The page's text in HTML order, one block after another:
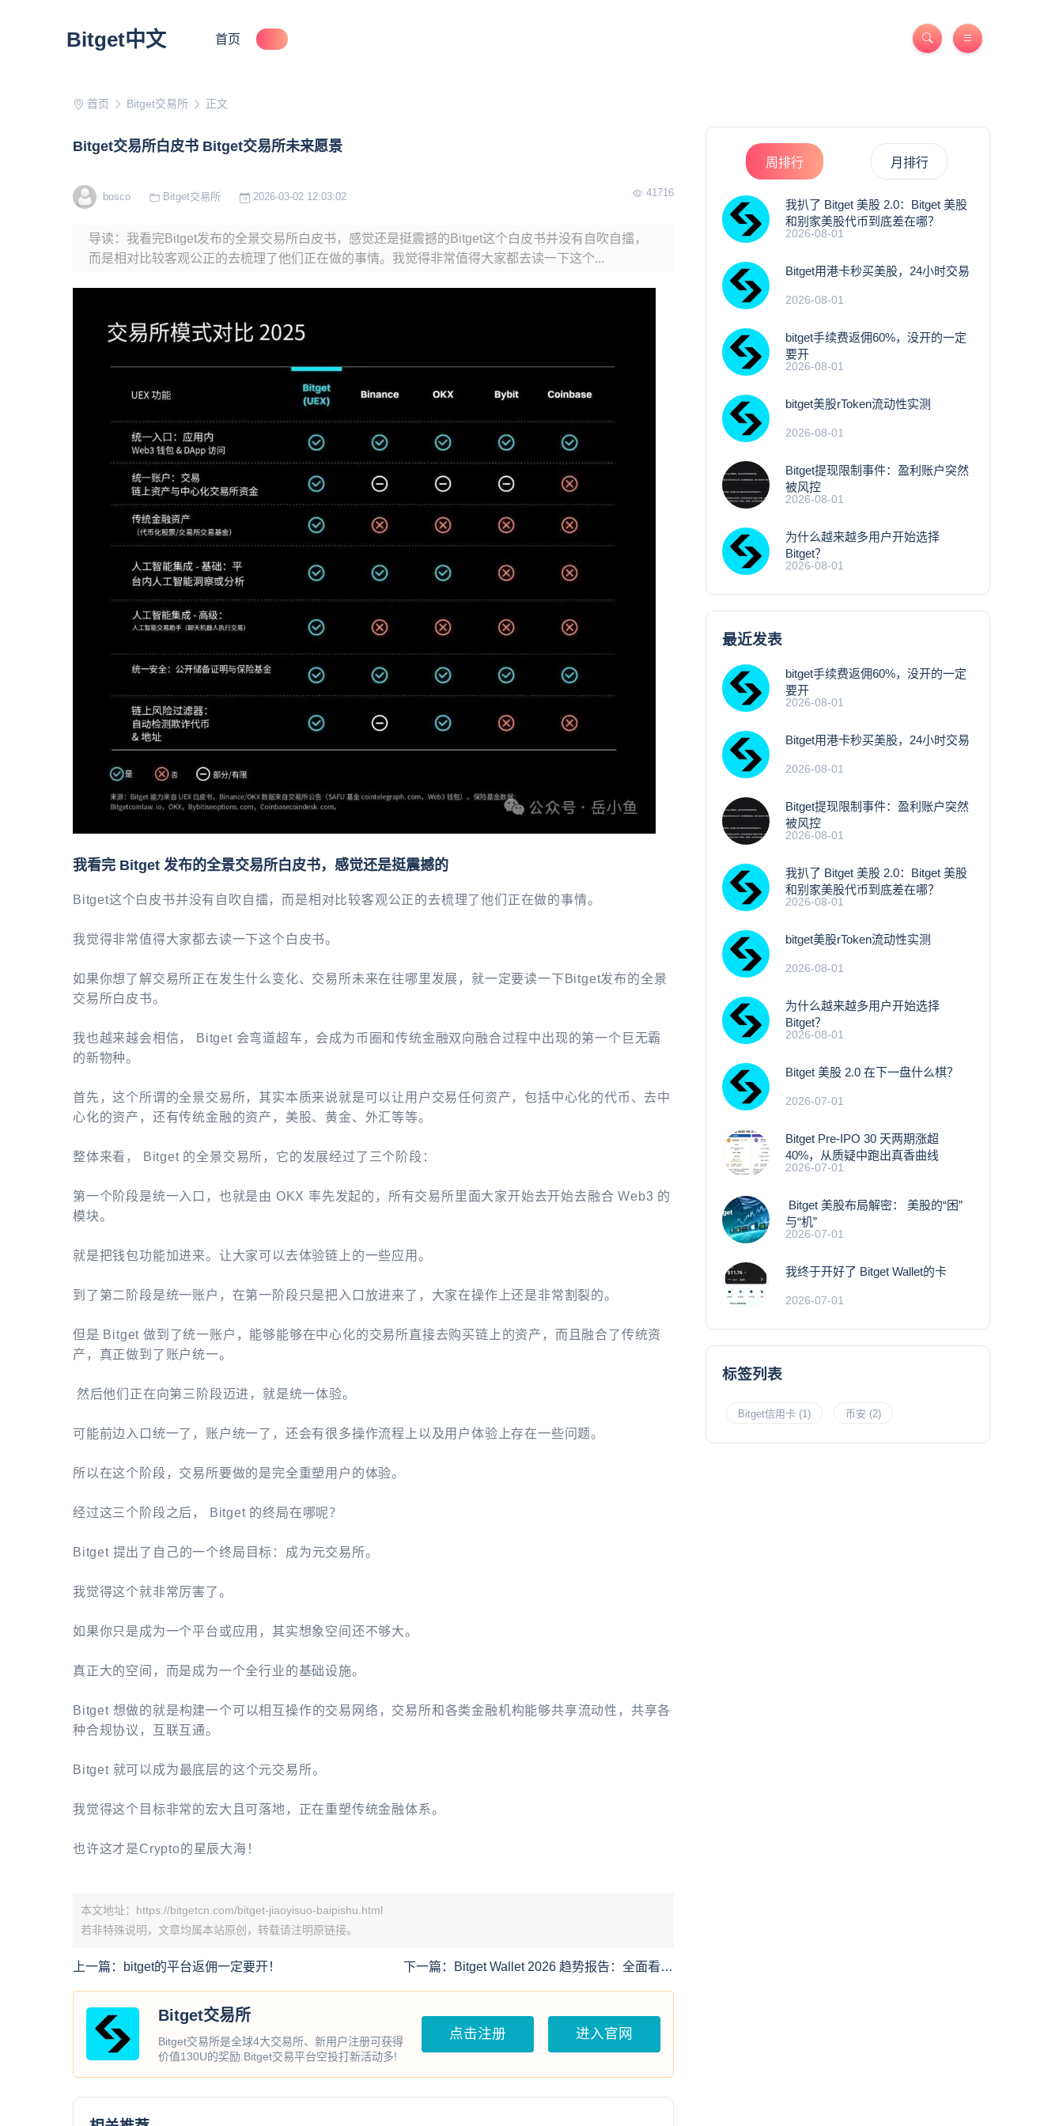
Bitget中文 首页
首页 Bitget交易所 正文
Bitget交易所白皮书 Bitget交易所未来愿景
bosco Bitget交易所 2026-03-02 12:03:02 41716
导读：我看完Bitget发布的全景交易所白皮书，感觉还是挺震撼的Bitget这个白皮书并没有自吹自擂，
而是相对比较客观公正的去梳理了他们正在做的事情。我觉得非常值得大家都去读一下这个...
我看完 Bitget 发布的全景交易所白皮书，感觉还是挺震撼的
Bitget这个白皮书并没有自吹自擂，而是相对比较客观公正的去梳理了他们正在做的事情。
我觉得非常值得大家都去读一下这个白皮书。
如果你想了解交易所正在发生什么变化、交易所未来在往哪里发展，就一定要读一下Bitget发布的全景
交易所白皮书。
我也越来越会相信， Bitget 会弯道超车，会成为币圈和传统金融双向融合过程中出现的第一个巨无霸
的新物种。
首先，这个所谓的全景交易所，其实本质来说就是可以让用户交易任何资产，包括中心化的代币、去中
心化的资产，还有传统金融的资产，美股、黄金、外汇等等。
整体来看， Bitget 的全景交易所，它的发展经过了三个阶段：
第一个阶段是统一入口，也就是由 OKX 率先发起的，所有交易所里面大家开始去开始去融合 Web3 的
模块。
就是把钱包功能加进来。让大家可以去体验链上的一些应用。
到了第二阶段是统一账户，在第一阶段只是把入口放进来了，大家在操作上还是非常割裂的。
但是 Bitget 做到了统一账户，能够能够在中心化的交易所直接去购买链上的资产，而且融合了传统资
产，真正做到了账户统一。
然后他们正在向第三阶段迈进，就是统一体验。
可能前边入口统一了，账户统一了，还会有很多操作流程上以及用户体验上存在一些问题。
所以在这个阶段，交易所要做的是完全重塑用户的体验。
经过这三个阶段之后， Bitget 的终局在哪呢？
Bitget 提出了自己的一个终局目标：成为元交易所。
我觉得这个就非常厉害了。
如果你只是成为一个平台或应用，其实想象空间还不够大。
真正大的空间，而是成为一个全行业的基础设施。
Bitget 想做的就是构建一个可以相互操作的交易网络，交易所和各类金融机构能够共享流动性，共享各
种合规协议，互联互通。
Bitget 就可以成为最底层的这个元交易所。
我觉得这个目标非常的宏大且可落地，正在重塑传统金融体系。
也许这才是Crypto的星辰大海！
本文地址：https://bitgetcn.com/bitget-jiaoyisuo-baipishu.html
若非特殊说明，文章均属本站原创，转载请注明原链接。
上一篇： bitget的平台返佣一定要开！ 下一篇：
Bitget Wallet 2026 趋势报告：全面看好
Bitget交易所
Bitget交易所是全球4大交易所、新用户注册可获得
价值130U的奖励.Bitget交易平台空投打新活动多!
点击注册 进入官网
周排行 月排行
我扒了 Bitget 美股 2.0：Bitget 美股
和别家美股代币到底差在哪？
2026-08-01
Bitget用港卡秒买美股，24小时交易
2026-08-01
bitget手续费返佣60%，没开的一定
要开
2026-08-01
bitget美股rToken流动性实测
2026-08-01
Bitget提现限制事件：盈利账户突然
被风控
2026-08-01
为什么越来越多用户开始选择
Bitget？
2026-08-01
最近发表
bitget手续费返佣60%，没开的一定
要开
2026-08-01
Bitget用港卡秒买美股，24小时交易
2026-08-01
Bitget提现限制事件：盈利账户突然
被风控
2026-08-01
我扒了 Bitget 美股 2.0：Bitget 美股
和别家美股代币到底差在哪？
2026-08-01
bitget美股rToken流动性实测
2026-08-01
为什么越来越多用户开始选择
Bitget？
2026-08-01
Bitget 美股 2.0 在下一盘什么棋？
2026-07-01
Bitget Pre-IPO 30 天两期涨超
40%，从质疑中跑出真香曲线
2026-07-01
Bitget 美股布局解密： 美股的“困”
与“机”
2026-07-01
我终于开好了 Bitget Wallet的卡
2026-07-01
标签列表
Bitget信用卡 (1) 币安 (2)